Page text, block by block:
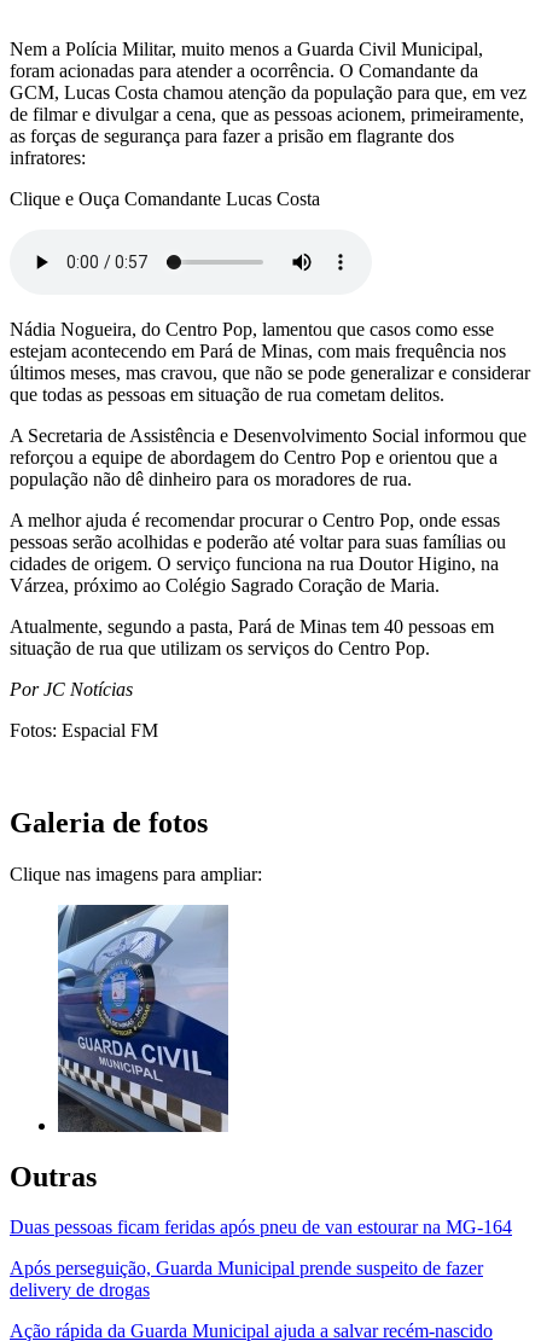
Nem a Polícia Militar, muito menos a Guarda Civil Municipal,
foram acionadas para atender a ocorrência. O Comandante da
GCM, Lucas Costa chamou atenção da população para que, em vez
de filmar e divulgar a cena, que as pessoas acionem, primeiramente,
as forças de segurança para fazer a prisão em flagrante dos
infratores:
Clique e Ouça Comandante Lucas Costa
Nádia Nogueira, do Centro Pop, lamentou que casos como esse
estejam acontecendo em Pará de Minas, com mais frequência nos
últimos meses, mas cravou, que não se pode generalizar e considerar
que todas as pessoas em situação de rua cometam delitos.
A Secretaria de Assistência e Desenvolvimento Social informou que
reforçou a equipe de abordagem do Centro Pop e orientou que a
população não dê dinheiro para os moradores de rua.
A melhor ajuda é recomendar procurar o Centro Pop, onde essas
pessoas serão acolhidas e poderão até voltar para suas famílias ou
cidades de origem. O serviço funciona na rua Doutor Higino, na
Várzea, próximo ao Colégio Sagrado Coração de Maria.
Atualmente, segundo a pasta, Pará de Minas tem 40 pessoas em
situação de rua que utilizam os serviços do Centro Pop.
Por JC Notícias
Fotos: Espacial FM
Galeria de fotos
Clique nas imagens para ampliar:
Outras
Duas pessoas ficam feridas após pneu de van estourar na MG-164
Após perseguição, Guarda Municipal prende suspeito de fazer
delivery de drogas
Ação rápida da Guarda Municipal ajuda a salvar recém-nascido